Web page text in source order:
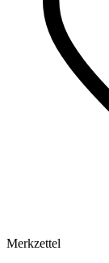
Merkzettel